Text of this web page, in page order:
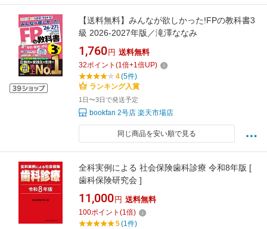
【送料無料】みんなが欲しかった!FPの教科書3
級 2026-2027年版／滝澤ななみ
1,760 円 送料無料
32ポイント (1倍+1倍UP)
4(5件)
ランキング入賞
1日〜3日で発送予定
bookfan 2号店 楽天市場店
同じ商品を安い順で見る
全科実例による 社会保険歯科診療 令和8年版 [
歯科保険研究会 ]
11,000 円 送料無料
100ポイント (1倍)
5(1件)